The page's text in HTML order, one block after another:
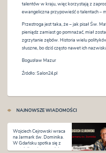
talentów w kraju, więc korzystają z
ewangeliczna przypowieść o talentach –
Przestroga jest taka, że – jak pisał Św.
pieniądz zamiast go pomnażać, miał
zgrzytanie zębów. Historia wielu
słuszne, bo dziś często nawet ich
Bogusław Mazur
Źródło: Salon24.pl
NAJNOWSZE WIADOMOŚCI
Wojciech Cejrowski wraca
na Jarmark św. Dominika.
W Gdańsku spotka się z
czytelnikami w tygodniu